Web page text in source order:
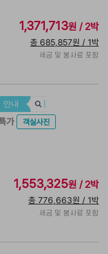
1,371,713원 / 2박
총 685,857원 / 1박
세금 및 봉사료 포함
안내
가
객실사진
1,553,325원 / 2박
총 776,663원 / 1박
세금 및 봉사료 포함